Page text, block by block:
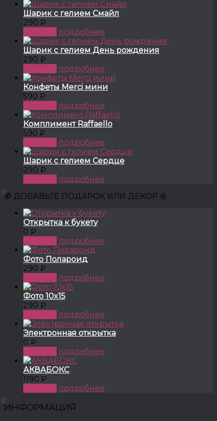
Шарик с гелием Смайл
290 ₽
подробнее
Шарик с гелием День рождения
290 ₽
подробнее
Конфеты Merci мини
590 ₽
подробнее
Комплимент Raffaello
590 ₽
подробнее
Шарик с гелием Сердце
290 ₽
подробнее
🎁 ДОБАВЬТЕ ПОДАРОК ИЛИ ДЕКОР 🌼
Открытка к букету
0 ₽
подробнее
Фото Полароид
290 ₽
подробнее
Фото 10x15
290 ₽
подробнее
Электронная открытка
0 ₽
подробнее
АКВАБОКС
1190 ₽
подробнее
ИНФОРМАЦИЯ